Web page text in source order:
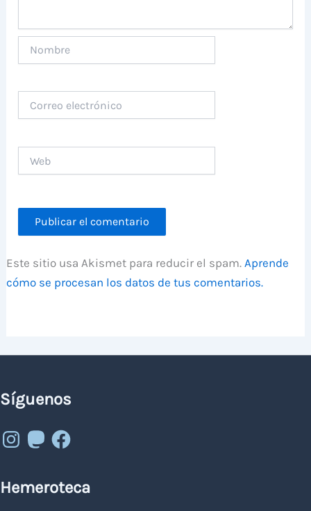
electrónico
Este sitio usa Akismet para reducir el spam.Aprende
cómo se procesan los datos de tus comentarios.
Síguenos
Instagram
MastodonFacebook
Hemeroteca